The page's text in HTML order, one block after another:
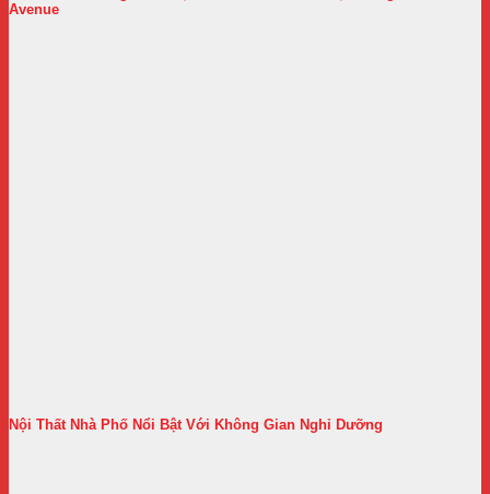
Avenue
Nội Thất Nhà Phố Nổi Bật Với Không Gian Nghỉ Dưỡng